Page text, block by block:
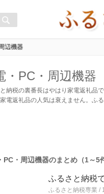
辺機器
・PC・周辺機器
納税の裏番長はやはり家電返礼品
電返礼品の人気は衰えません。ふ
PC・周辺機器のまとめ（1～5
ふるさと納税
ふるさと納税専業 /